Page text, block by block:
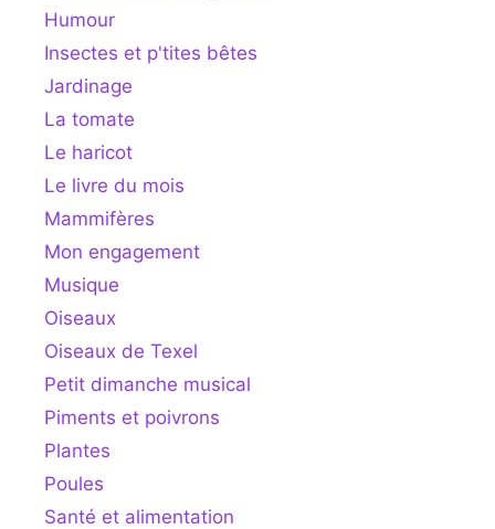
Humour
Insectes et p'tites bêtes
Jardinage
La tomate
Le haricot
Le livre du mois
Mammifères
Mon engagement
Musique
Oiseaux
Oiseaux de Texel
Petit dimanche musical
Piments et poivrons
Plantes
Poules
Santé et alimentation